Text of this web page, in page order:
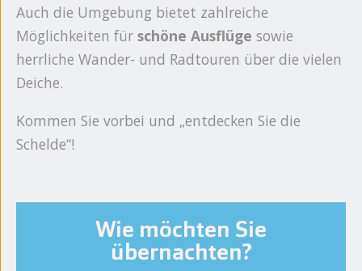
Auch die Umgebung bietet zahlreiche
Möglichkeiten für schöne Ausflüge sowie
herrliche Wander- und Radtouren über die vielen
Deiche.
Kommen Sie vorbei und „entdecken Sie die
Schelde“!
Wie möchten Sie
übernachten?